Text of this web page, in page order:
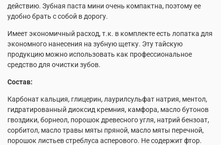
действию. Зубная паста мини очень компактна, поэтому ее
удобно брать с собой в дорогу.
Имеет экономичный расход, т.к. в комплекте есть лопатка для
экономного нанесения на зубную щетку. Эту тайскую
продукцию можно использовать как профессиональное
средство для очистки зубов.
Состав:
Карбонат кальция, глицерин, лаурилсульфат натрия, ментол,
гидратированный диоксид кремния, камфора, масло бутонов
гвоздики, борнеол, порошок древесного угля, натрий бензоат,
сорбитол, масло травы мяты пряной, масло мяты перечной,
порошок листьев стреблуса асперового. Не содержит фтор.